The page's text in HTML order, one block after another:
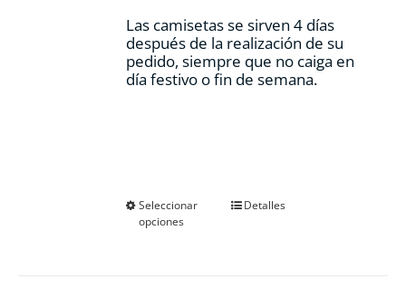
Las camisetas se sirven 4 días
después de la realización de su
pedido, siempre que no caiga en
día festivo o fin de semana.
Seleccionar
opciones
EsteDetalles